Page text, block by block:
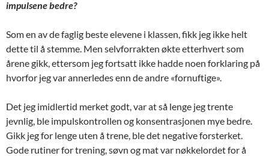
impulsene bedre?
Som en av de faglig beste elevene i klassen, fikk jeg ikke helt
dette til å stemme. Men selvforrakten økte etterhvert som
årene gikk, ettersom jeg fortsatt ikke hadde noen forklaring på
hvorfor jeg var annerledes enn de andre «fornuftige».
Det jeg imidlertid merket godt, var at så lenge jeg trente
jevnlig, ble impulskontrollen og konsentrasjonen mye bedre.
Gikk jeg for lenge uten å trene, ble det negative forsterket.
Gode rutiner for trening, søvn og mat var nøkkelordet for å